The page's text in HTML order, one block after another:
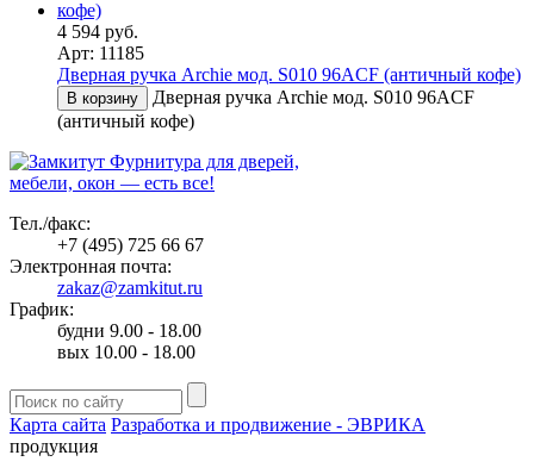
4 594 руб.
Арт: 11185
Дверная ручка Archie мод. S010 96ACF (античный кофе)
В корзину
Дверная ручка Archie мод. S010 96ACF
(античный кофе)
Фурнитура для дверей,
мебели, окон — есть все!
Тел./факс:
+7 (495) 725 66 67
Электронная почта:
zakaz@zamkitut.ru
График:
будни 9.00 - 18.00
вых 10.00 - 18.00
Карта сайта Разработка и продвижение - ЭВРИКА
продукция